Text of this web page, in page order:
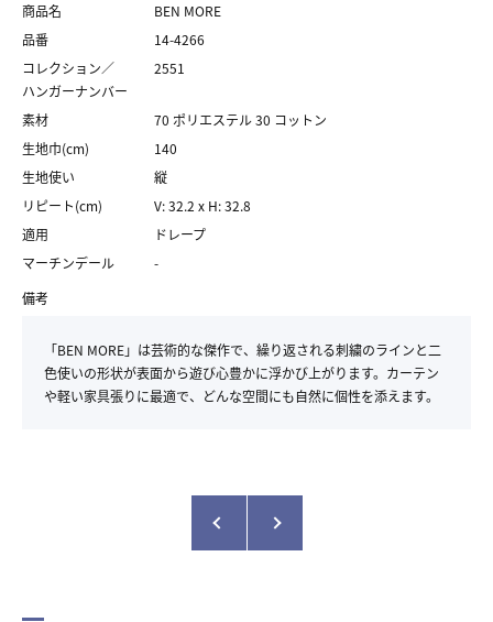
商品名
BEN MORE
品番
14-4266
コレクション／
ハンガーナンバー
2551
素材
70 ポリエステル 30 コットン
生地巾(cm)
140
生地使い
縦
リピート(cm)
V: 32.2 x H: 32.8
適用
ドレープ
マーチンデール
-
備考
「BEN MORE」は芸術的な傑作で、繰り返される刺繍のラインと二
色使いの形状が表面から遊び心豊かに浮かび上がります。カーテン
や軽い家具張りに最適で、どんな空間にも自然に個性を添えます。